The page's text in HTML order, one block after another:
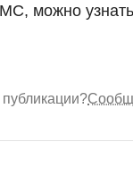
можно узнать